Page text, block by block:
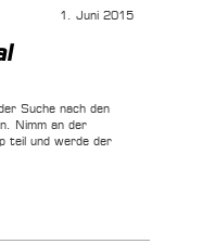
1. Juni 2015
Suche nach den
Nimm an der
teil und werde der